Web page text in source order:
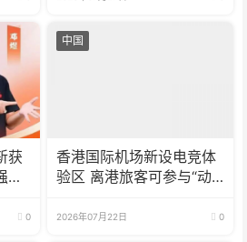
获
势
0
中国
香港国际机场新设电竞体
验区 离港旅客可参与“动
2026年07月22日 0